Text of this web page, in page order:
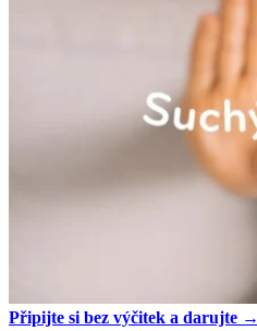
Připijte si bez výčitek a darujte →